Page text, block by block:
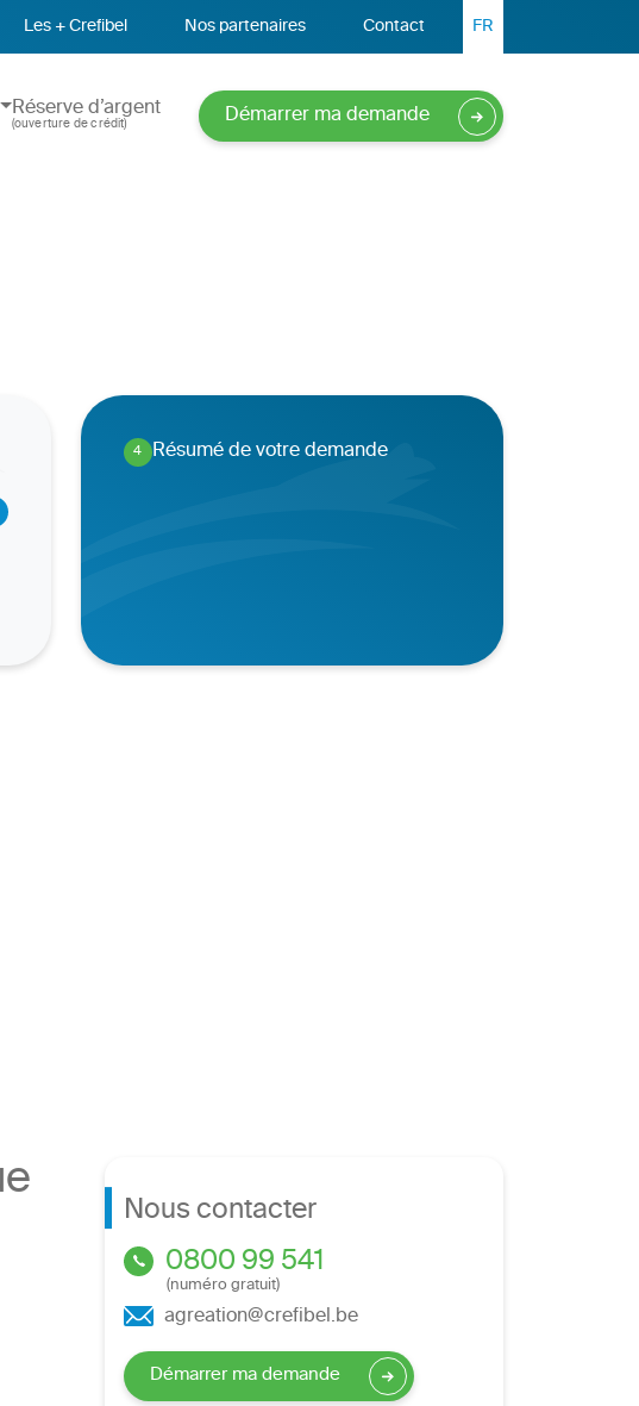
Les + Crefibel Nos partenaires Contact FR
Réserve d’argent
(ouverture de crédit) Démarrer ma demande
4
. Résumé de votre demande
Nous contacter
0800 99 541
(numéro gratuit)
agreation@crefibel.be
Démarrer ma demande